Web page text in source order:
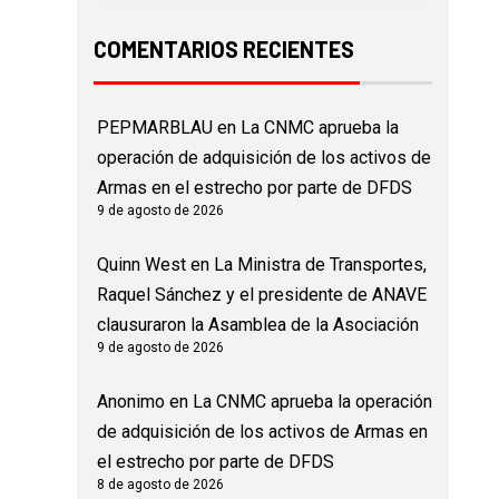
COMENTARIOS RECIENTES
PEPMARBLAUen La CNMC aprueba la
operación de adquisición de los activos de
Armas en el estrecho por parte de DFDS
9 de agosto de 2026
Quinn Westen La Ministra de Transportes,
Raquel Sánchez y el presidente de ANAVE
clausuraron la Asamblea de la Asociación
9 de agosto de 2026
Anonimoen La CNMC aprueba la operación
de adquisición de los activos de Armas en
el estrecho por parte de DFDS
8 de agosto de 2026